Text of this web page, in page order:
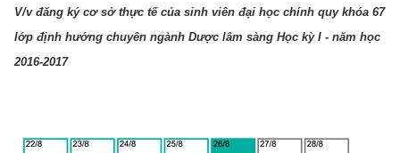
KHOA HỌC CÔNG NGHỆ
CỰU NGƯỜI HỌC
V/v đăng ký cơ sở thực tế của sinh viên đại học chính quy khóa 67
lớp định hướng chuyên ngành Dược lâm sàngHọc kỳ I - năm học
2016-2017​